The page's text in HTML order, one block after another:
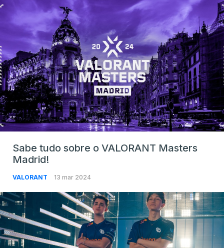
Sabe tudo sobre o VALORANT Masters
Madrid!
VALORANT 13 mar 2024